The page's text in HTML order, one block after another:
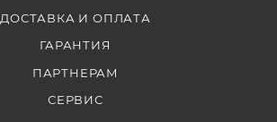
ДОСТАВКА И ОПЛАТА
ГАРАНТИЯ
ПАРТНЕРАМ
СЕРВИС